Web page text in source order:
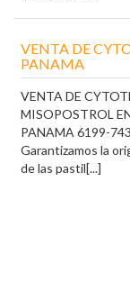
VENTA DE
PANAMA
VENTA DE
MISOPOSTROL
PANAMA 6199-
Garantizamos la
de las pastil[...]